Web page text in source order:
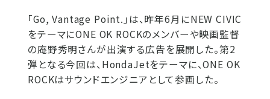
「Go, Vantage Point.」は、昨年6月にNEW CIVIC
をテーマにONE OK ROCKのメンバーや映画監督
の庵野秀明さんが出演する広告を展開した。第2
弾となる今回は、HondaJetをテーマに、ONE OK
ROCKはサウンドエンジニアとして参画した。